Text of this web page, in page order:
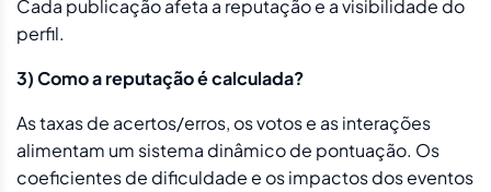
Cada publicação afeta a reputação e a visibilidade do
perfil.
3) Como a reputação é calculada?
As taxas de acertos/erros, os votos e as interações
alimentam um sistema dinâmico de pontuação. Os
coeficientes de dificuldade e os impactos dos eventos